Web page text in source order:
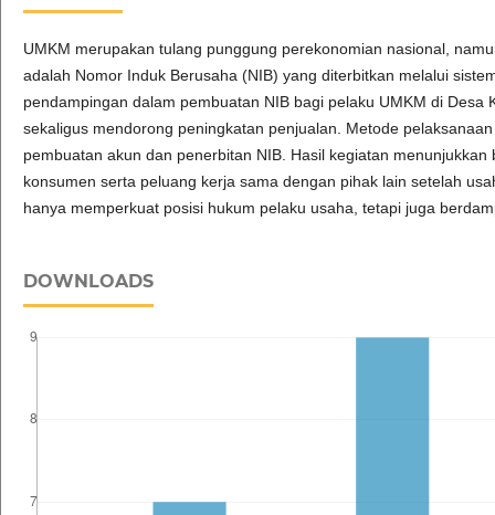
UMKM merupakan tulang punggung perekonomian nasional,
adalah Nomor Induk Berusaha (NIB) yang diterbitkan melalui
pendampingan dalam pembuatan NIB bagi pelaku UMKM di
sekaligus mendorong peningkatan penjualan. Metode
pembuatan akun dan penerbitan NIB. Hasil kegiatan
konsumen serta peluang kerja sama dengan pihak lain setelah
hanya memperkuat posisi hukum pelaku usaha, tetapi juga
DOWNLOADS